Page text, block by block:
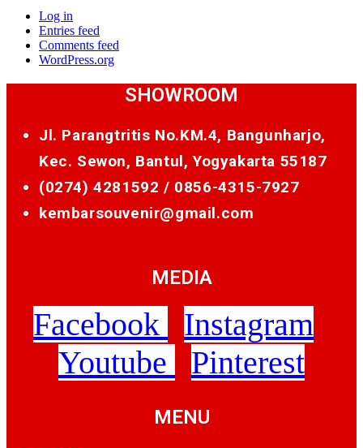
Log in
Entries feed
Comments feed
WordPress.org
SHOWROOM
Jl. Parangtritis No.KM.4, Bangunharjo,
Kec. Sewon, Bantul, Yogyakarta 55187
(0274) 4281592 / 0856-4315-7927
kembarsouvenir@gmail.com
MEDIA
Facebook
Instagram
Youtube
Pinterest
MENU